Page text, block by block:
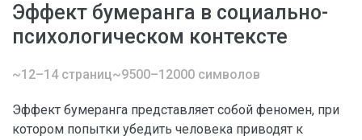
Эффект бумеранга в социально-
психологическом контексте
~12–14 страниц~9500–12000 символов
Эффект бумеранга представляет собой феномен, при
котором попытки убедить человека приводят к